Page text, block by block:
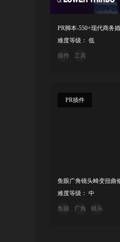
难度等级： 低
插件 工具
PR插件
难度等级： 中
鱼眼 广角 镜头